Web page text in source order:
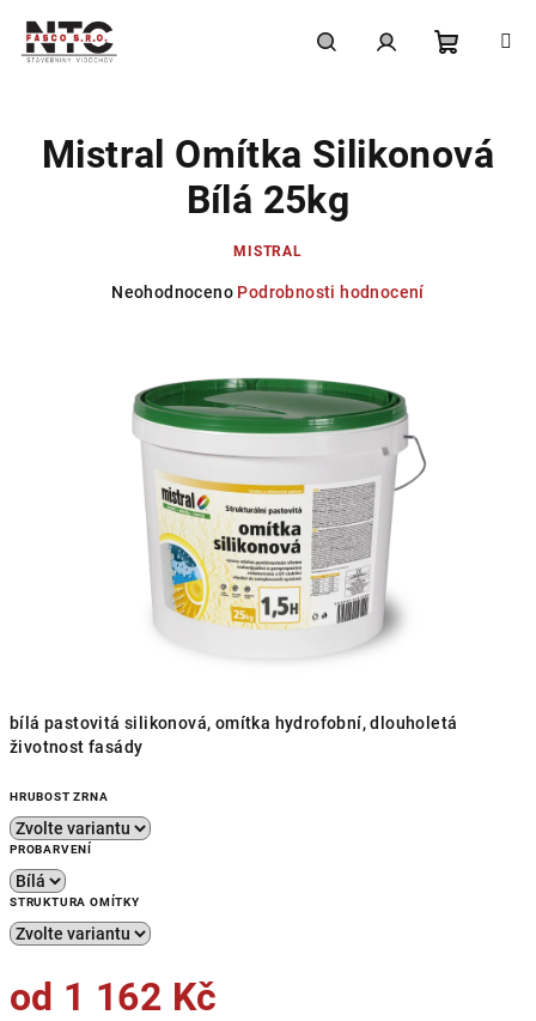
obsah
košík
bílá pastovitá silikonová, omítka hydrofobní, dlouholetá
životnost fasády
HRUBOST ZRNA
PROBARVENÍ
STRUKTURA OMÍTKY
od 1 162 Kč
Mistral Omítka Silikonová
Bílá 25kg
MISTRAL
Průměrné
hvězdiček.
Neohodnoceno Podrobnosti hodnocení